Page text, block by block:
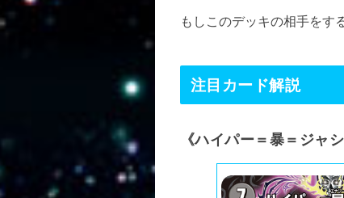
もしこのデッキの相手をす
注目カード解説
《ハイパー＝暴＝ジャシ